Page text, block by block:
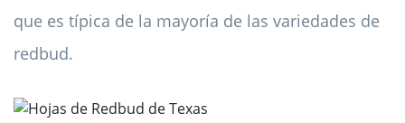
que es típica de la mayoría de las variedades de
redbud.